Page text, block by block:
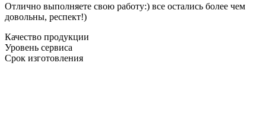
Отлично выполняете свою работу:) все остались более чем
довольны, респект!)
Качество продукции
Уровень сервиса
Срок изготовления